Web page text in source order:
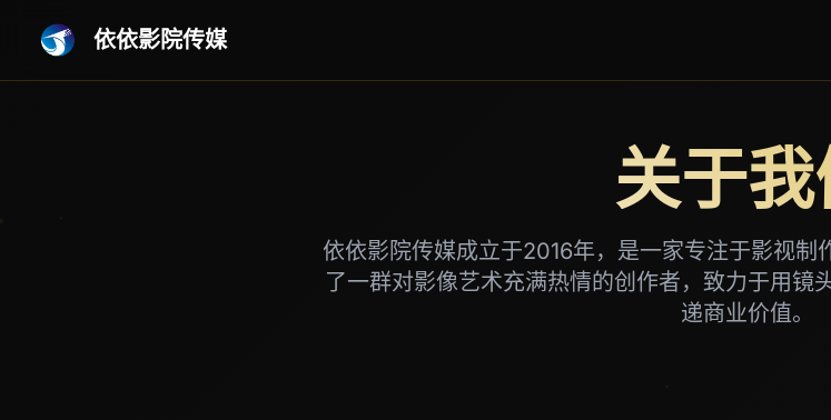
依依影院传媒
关于
依依影院传媒成立于2016年，是一家专注于影视制
了一群对影像艺术充满热情的创作者，致力于用镜
递商业价值。